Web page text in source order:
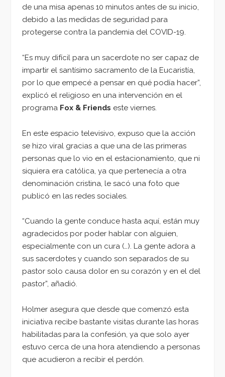
de una misa apenas 10 minutos antes de su inicio,
debido a las medidas de seguridad para
protegerse contra la pandemia del COVID-19.
“Es muy difícil para un sacerdote no ser capaz de
impartir el santísimo sacramento de la Eucaristía,
por lo que empecé a pensar en qué podía hacer”,
explicó el religioso en una intervención en el
programa Fox & Friends este viernes.
En este espacio televisivo, expuso que la acción
se hizo viral gracias a que una de las primeras
personas que lo vio en el estacionamiento, que ni
siquiera era católica, ya que pertenecía a otra
denominación cristina, le sacó una foto que
publicó en las redes sociales.
“Cuando la gente conduce hasta aquí, están muy
agradecidos por poder hablar con alguien,
especialmente con un cura (…). La gente adora a
sus sacerdotes y cuando son separados de su
pastor solo causa dolor en su corazón y en el del
pastor”, añadió.
Holmer asegura que desde que comenzó esta
iniciativa recibe bastante visitas durante las horas
habilitadas para la confesión, ya que solo ayer
estuvo cerca de una hora atendiendo a personas
que acudieron a recibir el perdón.